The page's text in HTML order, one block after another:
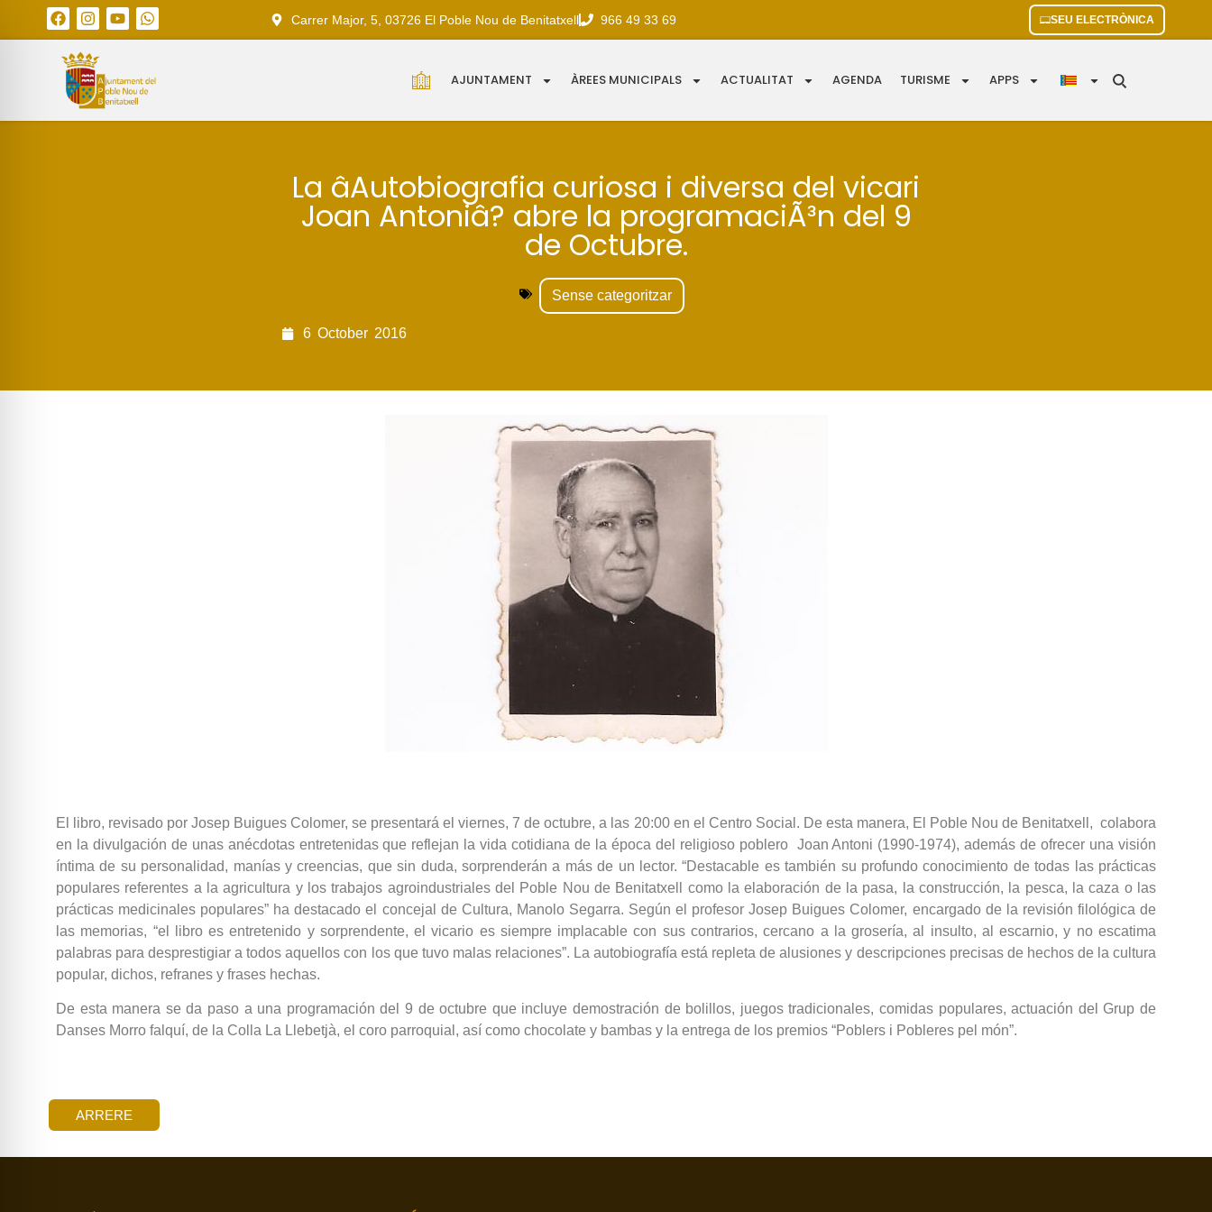
Carrer Major, 5, 03726 El Poble Nou de Benitatxell 966 49 33 69 SEU ELECTRÒNICA
AJUNTAMENT ÀREES MUNICIPALS ACTUALITAT AGENDA TURISME APPS
La âAutobiografia curiosa i diversa del vicari
Joan Antoniâ? abre la programaciÃ³n del 9
de Octubre.
Sense categoritzar
6 October 2016
El libro, revisado por Josep Buigues Colomer, se presentará el viernes, 7 de octubre, a las 20:00 en el Centro Social. De esta manera, El Poble Nou de Benitatxell, colabora
en la divulgación de unas anécdotas entretenidas que reflejan la vida cotidiana de la época del religioso poblero Joan Antoni (1990-1974), además de ofrecer una visión
íntima de su personalidad, manías y creencias, que sin duda, sorprenderán a más de un lector. “Destacable es también su profundo conocimiento de todas las prácticas
populares referentes a la agricultura y los trabajos agroindustriales del Poble Nou de Benitatxell como la elaboración de la pasa, la construcción, la pesca, la caza o las
prácticas medicinales populares” ha destacado el concejal de Cultura, Manolo Segarra. Según el profesor Josep Buigues Colomer, encargado de la revisión filológica de
las memorias, “el libro es entretenido y sorprendente, el vicario es siempre implacable con sus contrarios, cercano a la grosería, al insulto, al escarnio, y no escatima
palabras para desprestigiar a todos aquellos con los que tuvo malas relaciones”. La autobiografía está repleta de alusiones y descripciones precisas de hechos de la cultura
popular, dichos, refranes y frases hechas.
De esta manera se da paso a una programación del 9 de octubre que incluye demostración de bolillos, juegos tradicionales, comidas populares, actuación del Grup de
Danses Morro falquí, de la Colla La Llebetjà, el coro parroquial, así como chocolate y bambas y la entrega de los premios “Poblers i Pobleres pel món”.
ARRERE